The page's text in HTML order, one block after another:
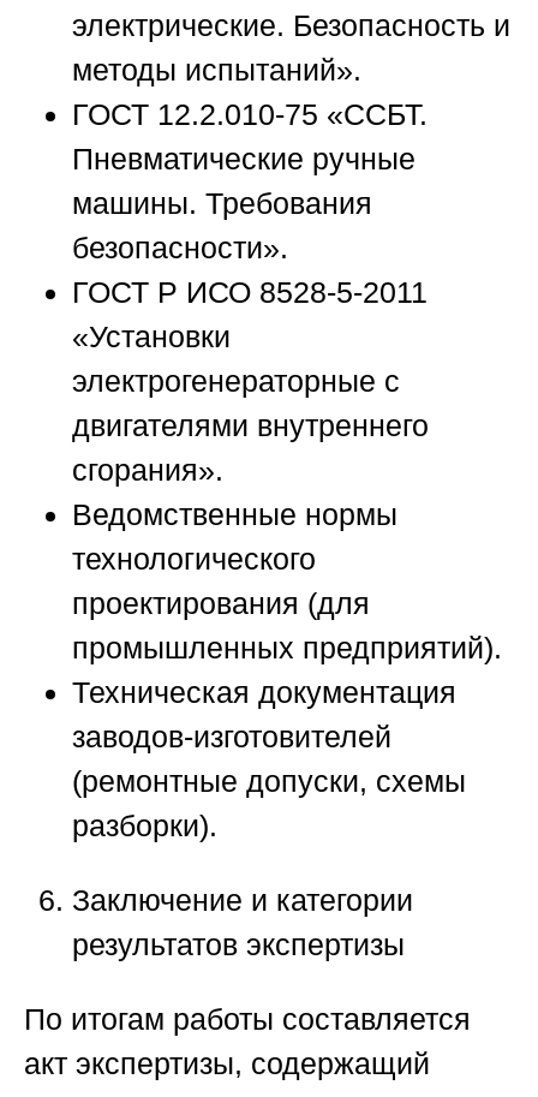
электрические. Безопасность и
методы испытаний».
ГОСТ 12.2.010-75 «ССБТ.
Пневматические ручные
машины. Требования
безопасности».
ГОСТ Р ИСО 8528-5-2011
«Установки
электрогенераторные с
двигателями внутреннего
сгорания».
Ведомственные нормы
технологического
проектирования (для
промышленных предприятий).
Техническая документация
заводов-изготовителей
(ремонтные допуски, схемы
разборки).
Заключение и категории
результатов экспертизы
По итогам работы составляется
акт экспертизы, содержащий